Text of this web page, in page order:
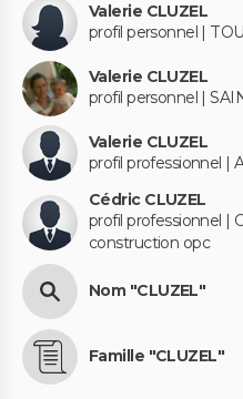
Valerie CLUZEL
profil personnel |
Valerie CLUZEL
profil personnel |
Valerie CLUZEL
profil professionnel |
Cédric CLUZEL
profil professionnel |
construction opc
Nom "CLUZEL"
Famille "CLUZEL"